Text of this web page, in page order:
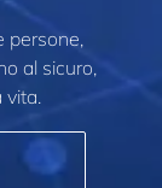
persone,
al sicuro,
vita.